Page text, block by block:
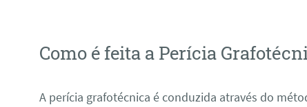
Como é feita a Perícia
A perícia grafotécnica é conduzida através do